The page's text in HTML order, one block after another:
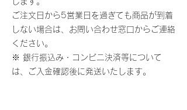
ご注文日から5営業日を過ぎても商品が到着
しない場合は、お問い合わせ窓口からご連絡
ください。
※ 銀行振込み・コンビニ決済等について
は、ご入金確認後に発送いたします。